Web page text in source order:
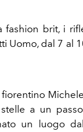
fashion brit, i
Uomo, dal 7 al
a un
un luogo